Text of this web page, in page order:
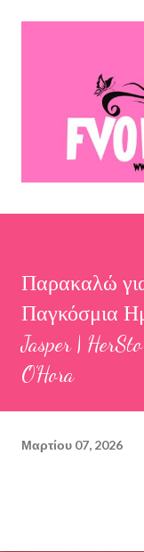
Παρακαλώ
Παγκόσμια
Jasper |
O’Hora
Μαρτίου 07, 2026